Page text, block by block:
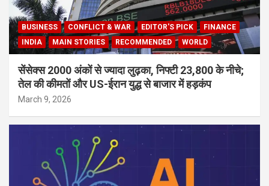
BUSINESS CONFLICT & WAR EDITOR'S PICK
FINANCE
INDIA
MAIN STORIES RECOMMENDED WORLD
सेंसेक्स 2000 अंकों से ज्यादा लुढ़का, निफ्टी 23,800 के नीचे;
तेल की कीमतों और US-ईरान युद्ध से बाजार में हड़कंप
March 9, 2026